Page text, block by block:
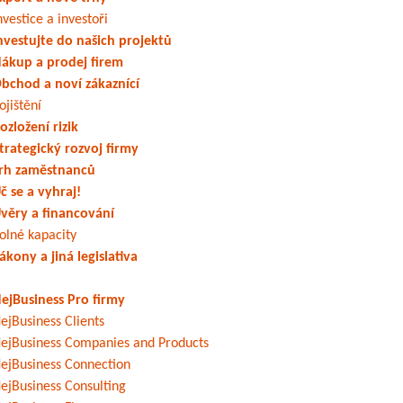
a investoři
do našich projektů
a prodej firem
a noví zákaznící
rizik
rozvoj firmy
zaměstnanců
se a vyhraj!
a financování
kapacity
a jiná legislativa
Pro firmy
Clients
Companies and Products
Connection
Consulting